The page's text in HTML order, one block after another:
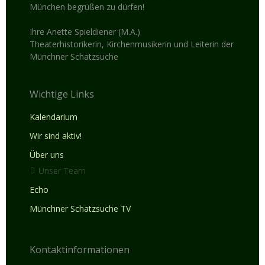
München begrüßen zu dürfen!
Ihre Anette Spieldiener (M.A.)
Theaterhistorikerin, Kirchenmusikerin und Leiterin der
Münchner Schatzsuche
Wichtige Links
Kalendarium
Wir sind aktiv!
Über uns
Unser Team
Echo
Münchner Schatzsuche TV
Kontaktinformationen